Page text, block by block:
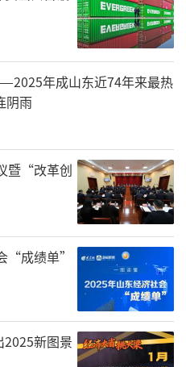
中指出，学校正处
期，国际商务学科作
字贸易、国际物流与
入CILT院士团队，是
交叉融合、提升科研
学校建设高水平应用型
年成山东近74年来最热
阴雨
暨“改革创
“成绩单”
新图景